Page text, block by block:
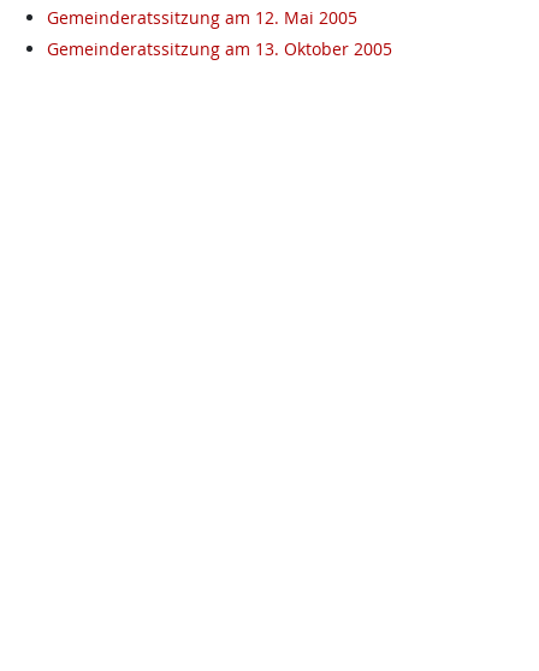
Gemeinderatssitzung am 12. Mai 2005
Gemeinderatssitzung am 13. Oktober 2005